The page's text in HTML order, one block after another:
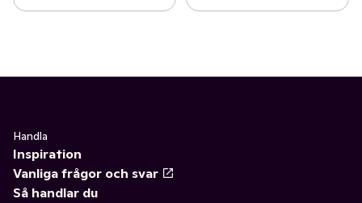
✓ Fläsk- och köttkorv
Handla
Inspiration
Vanliga frågor och svar
Så handlar du